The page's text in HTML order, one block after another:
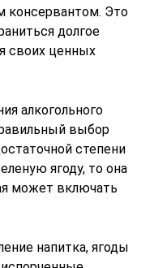
консервантом. Это
долгое
своих ценных
алкогольного
выбор
степени
ягоду, то она
может включать
напитка, ягоды